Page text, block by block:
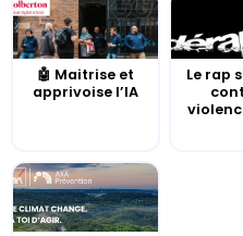
🤖 Maitrise et
apprivoise l’IA
Le rap